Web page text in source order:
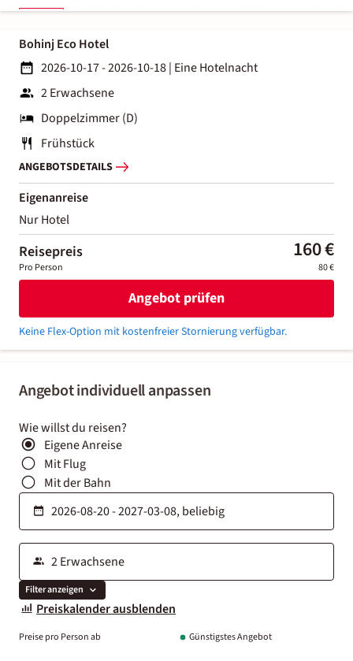
Angebot individuell anpassen
Wie willst du reisen?
Eigene Anreise
Mit Flug
Mit der Bahn
Filter anzeigen
Preiskalender ausblenden
Preise pro Person ab Günstigstes Angebot
Bohinj Eco Hotel
2026-10-17 - 2026-10-18| Eine Hotelnacht
2 Erwachsene
Doppelzimmer (D)
Frühstück
ANGEBOTSDETAILS
Eigenanreise
Nur Hotel
Reisepreis 160 €
Pro Person 80 €
Angebot prüfen
Keine Flex-Option mit kostenfreier Stornierung verfügbar.